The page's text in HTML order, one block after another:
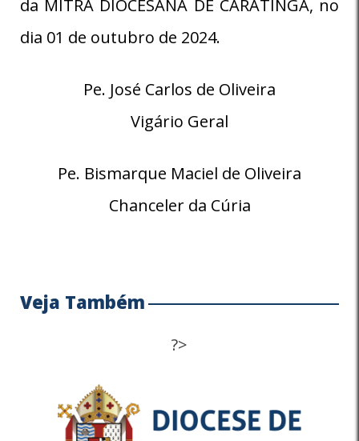
da MITRA DIOCESANA DE CARATINGA, no
dia 01 de outubro de 2024.
Pe. José Carlos de Oliveira
Vigário Geral
Pe. Bismarque Maciel de Oliveira
Chanceler da Cúria
Veja Também
?>